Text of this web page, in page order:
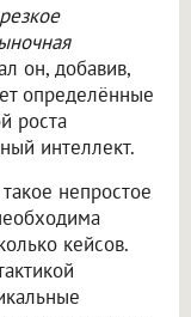
он, добавив,
определённые
роста
интеллект.
непростое
кейсов.